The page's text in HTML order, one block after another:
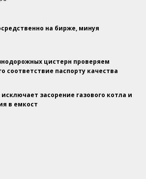
на бирже, минуя
цистерн проверяем
соответствие паспорту качества
засорение газового котла и
в емкост